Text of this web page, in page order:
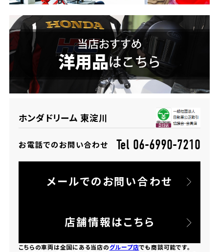
ホンダドリーム 東淀川
お電話でのお問い合わせ Tel 06-6990-7210
メールでのお問い合わせ
店舗情報はこちら
こちらの車両は全国にある当店のグループ店でも商談可能です。
ホンダドリーム 船橋
ホンダドリーム 松戸
ホンダドリーム 蘇我
ホンダドリーム ふかや花園
ホンダドリーム 所沢
奈良県
ホンダドリーム 奈良